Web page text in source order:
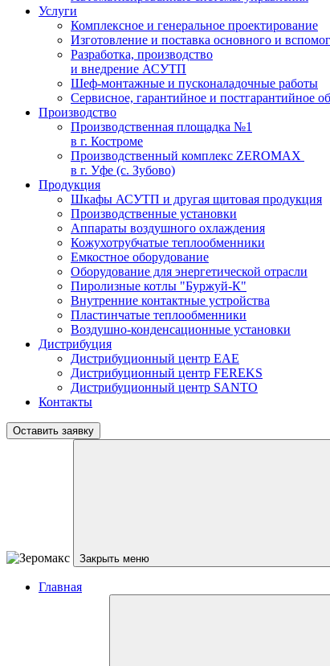
Услуги
Комплексное и генеральное проектирование
Изготовление и поставка основного и
Разработка, производство
и внедрение АСУТП
Шеф-монтажные и пусконаладочные работы
Сервисное, гарантийное и постгарантийное
Производство
Производственная площадка №1
в г. Костроме
Производственный комплекс ZEROMAX
в г. Уфе (с. Зубово)
Продукция
Шкафы АСУТП и другая щитовая продукция
Производственные установки
Аппараты воздушного охлаждения
Кожухотрубчатые теплообменники
Емкостное оборудование
Оборудование для энергетической отрасли
Пиролизные котлы "Буржуй-К"
Внутренние контактные устройства
Пластинчатые теплообменники
Воздушно-конденсационные установки
Дистрибуция
Дистрибуционный центр EAE
Дистрибуционный центр FEREKS
Дистрибуционный центр SANTO
Контакты
Оставить заявку
Закрыть меню
Главная